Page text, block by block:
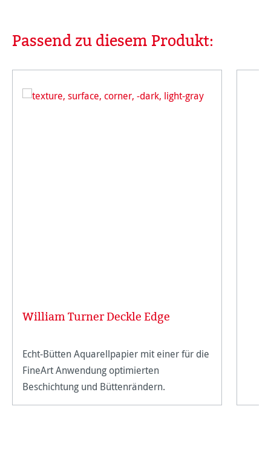
Produktgalerie überspringen
Passend zu diesem Produkt:
William Turner Deckle Edge
Echt-Bütten Aquarellpapier mit einer für die
FineArt Anwendung optimierten
Beschichtung und Büttenrändern.